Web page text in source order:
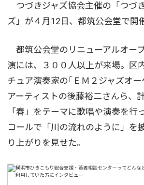
つづきジャズ協会主催の「つづ
ズ」が４月12日、都筑公会堂で開
都筑公会堂のリニューアルオー
演には、３００人以上が来場。区
チュア演奏家の｢ＥＭ２ジャズオ
アーティストの後藤裕二さんら、
「春」をテーマに歌唱や演奏を行
コールで「川の流れのように」を
り上がりを見せた。